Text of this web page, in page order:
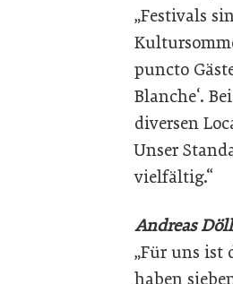
„Festivals
puncto
Blanche‘.
diversen
Unser
vielfältig.“
Andreas
„Für uns ist
haben